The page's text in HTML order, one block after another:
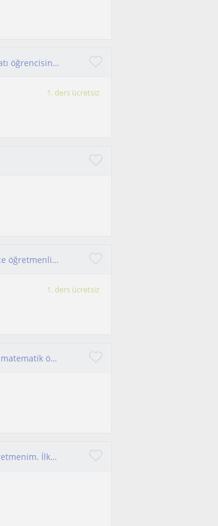
Her yaştan ve her seviyeden öğrenciye İngiliz Dili ve Edebiyatı öğrencisinden özel ders
1. ders ücretsiz
İngilizce öğretmeni tam zamanlı Uludağ Üniversitesi İngilizce öğretmenliği mezunuyum
1. ders ücretsiz
Matematiği anlaşılır ve keyifli hale getirmeyi hedefleyen bir matematik öğretmenliği öğrencisiyim. İlkokul, ortaokul ve lise öğren
Merhaba, ben Şevval. 3 yıllık deneyime sahip bir rehber öğretmenim. İlkokul, ortaokul ve lise düzeyindeki öğrencilerle çalışıyorum